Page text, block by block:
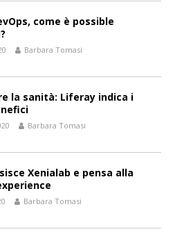
come è possible
Barbara Tomasi
la sanità: Liferay indica i
Barbara Tomasi
Xenialab e pensa alla
Barbara Tomasi